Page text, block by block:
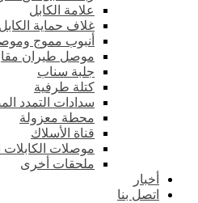
علامة الكابل
غلاف حماية الكابل
أنبوب مموج
موصل طيران
جلبة سناب
كتلة طرفية
سدادات التمدد
محطة معزولة
قناة الأسلاك
موصلات الكابلات
ملحقات أخرى
أخبار
اتصل بنا